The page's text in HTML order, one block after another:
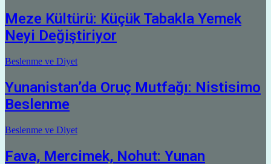
Meze Kültürü: Küçük Tabakla Yemek
Neyi Değiştiriyor
Beslenme ve Diyet
Yunanistan’da Oruç Mutfağı: Nistisimo
Beslenme
Beslenme ve Diyet
Fava, Mercimek, Nohut: Yunan